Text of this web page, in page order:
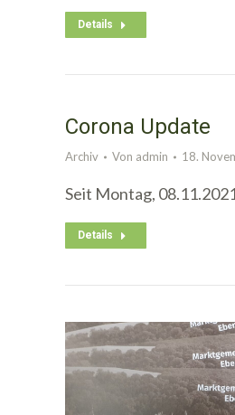
Details
Corona Update
Archiv Von admin 18.
Seit Montag,
Details